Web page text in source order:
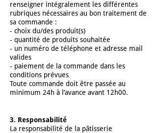
renseigner intégralement les différentes
rubriques nécessaires au bon traitement de
sa commande :
- choix du/des produit(s)
- quantité de produits souhaitée
- un numéro de téléphone et adresse mail
valides
- paiement de la commande dans les
conditions prévues
Toute commande doit être passée au
minimum 24h à l’avance avant 12h00.
3. Responsabilité
La responsabilité de la pâtisserie